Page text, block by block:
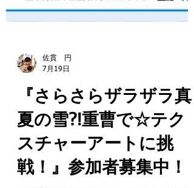
佐貫 円
7月19日
『さらさらザラザラ真
夏の雪?!重曹で☆テク
スチャーアートに挑